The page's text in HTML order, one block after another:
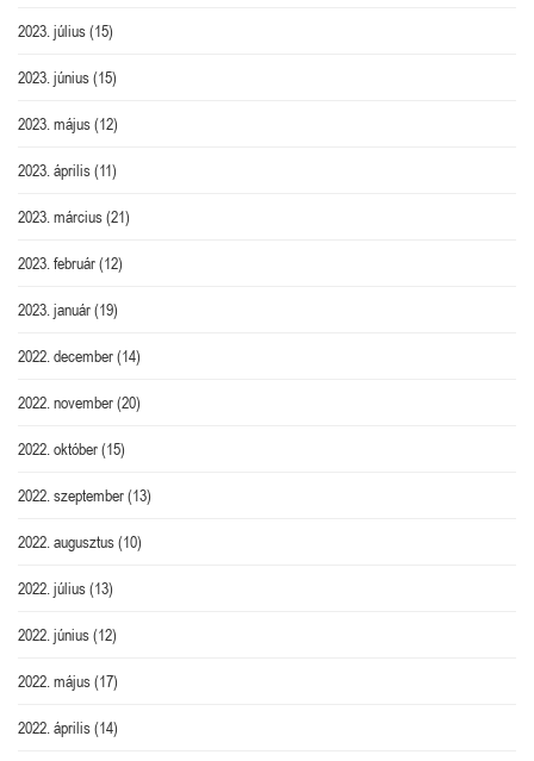
2023. július(15)
2023. június(15)
2023. május(12)
2023. április(11)
2023. március(21)
2023. február(12)
2023. január(19)
2022. december(14)
2022. november(20)
2022. október(15)
2022. szeptember(13)
2022. augusztus(10)
2022. július(13)
2022. június(12)
2022. május(17)
2022. április(14)